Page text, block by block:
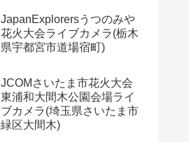
JapanExplorersうつのみや
花火大会ライブカメラ(栃木
県宇都宮市道場宿町)
JCOMさいたま市花火大会
東浦和大間木公園会場ライ
ブカメラ(埼玉県さいたま市
緑区大間木)